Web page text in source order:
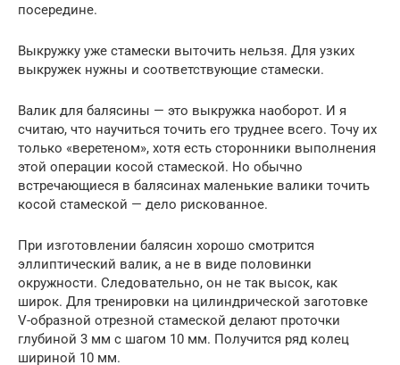
посередине.
Выкружку уже стамески выточить нельзя. Для узких
выкружек нужны и соответствующие стамески.
Валик для балясины — это выкружка наоборот. И я
считаю, что научиться точить его труднее всего. Точу их
только «веретеном», хотя есть сторонники выполнения
этой операции косой стамеской. Но обычно
встречающиеся в балясинах маленькие валики точить
косой стамеской — дело рискованное.
При изготовлении балясин хорошо смотрится
эллиптический валик, а не в виде половинки
окружности. Следовательно, он не так высок, как
широк. Для тренировки на цилиндрической заготовке
V-образной отрезной стамеской делают проточки
глубиной 3 мм с шагом 10 мм. Получится ряд колец
шириной 10 мм.